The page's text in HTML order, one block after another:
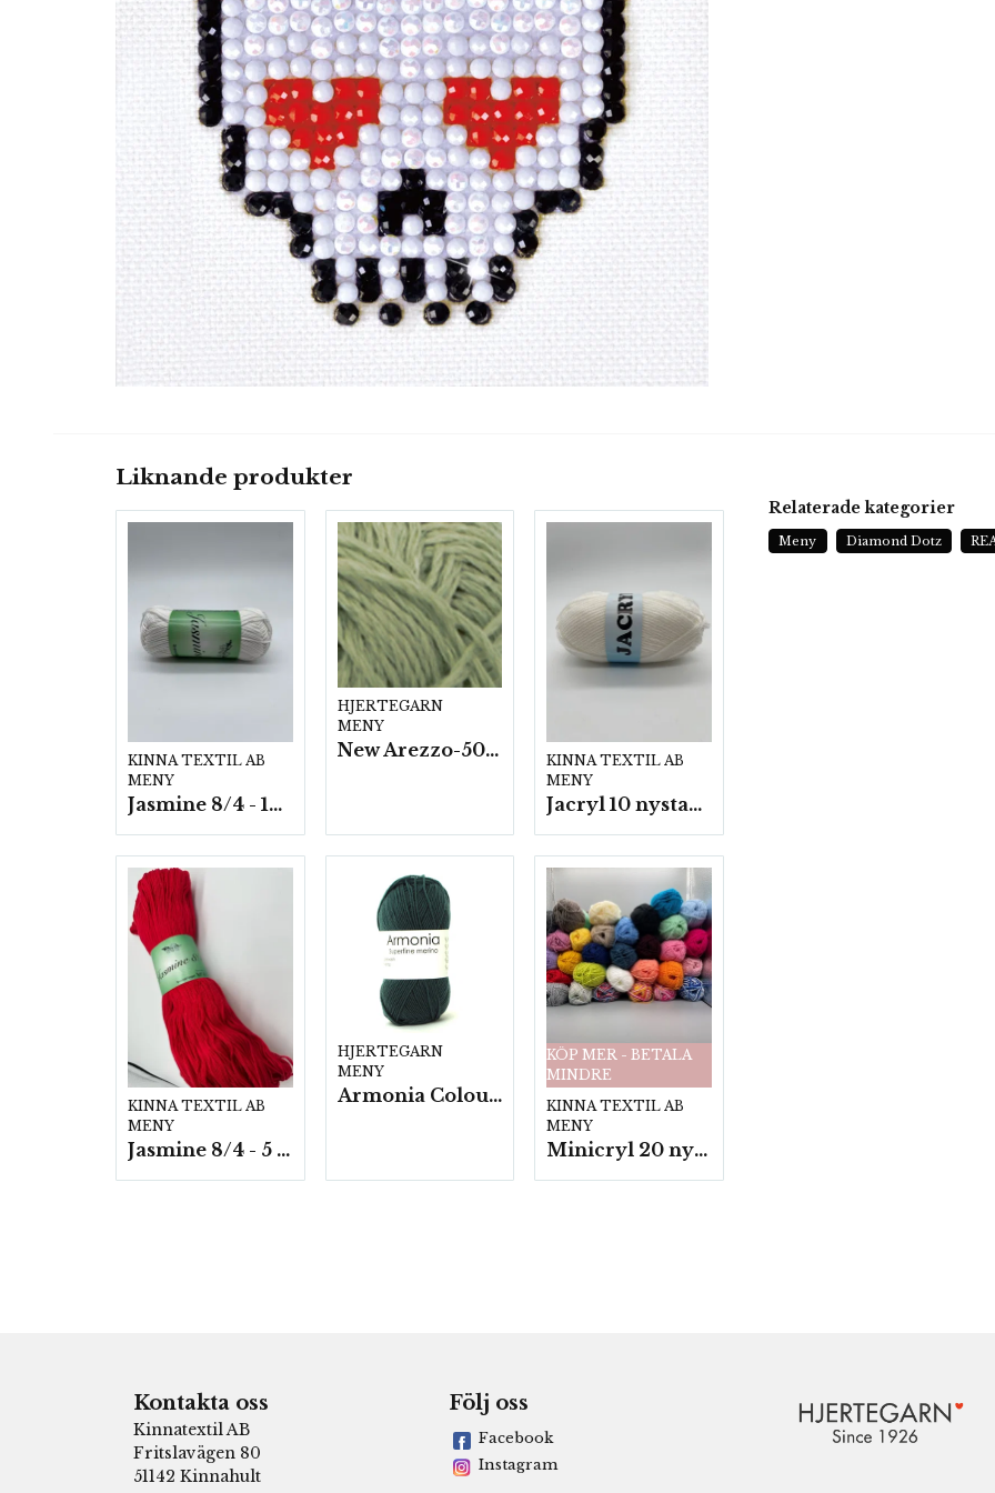
Liknande produkter
KINNA TEXTIL AB
MENY
Jasmine 8/4 - 10 nystan a50g./fp.
HJERTEGARN
MENY
New Arezzo-50g./nyst. 10 st/fp.
KINNA TEXTIL AB
MENY
Jacryl 10 nystan a50g./fp.
KINNA TEXTIL AB
MENY
Jasmine 8/4 - 5 härvor a200g./fp.
HJERTEGARN
MENY
Armonia Colour- 5 härv/fp. a100 g.
KÖP MER - BETALA
MINDRE
KINNA TEXTIL AB
MENY
Minicryl 20 nystan a25g./fp.
Relaterade kategorier
Meny Diamond Dotz
Kontakta oss
Kinnatextil AB
Fritslavägen 80
51142 Kinnahult
Följ oss
Facebook
Instagram